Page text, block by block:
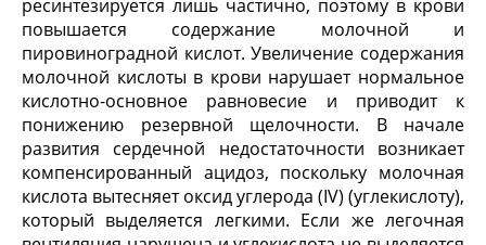
ресинтезируется лишь частично, поэтому в крови
повышается содержание молочной и
пировиноградной кислот. Увеличение содержания
молочной кислоты в крови нарушает нормальное
кислотно-основное равновесие и приводит к
понижению резервной щелочности. В начале
развития сердечной недостаточности возникает
компенсированный ацидоз, поскольку молочная
кислота вытесняет оксид углерода (IV) (углекислоту),
который выделяется легкими. Если же легочная